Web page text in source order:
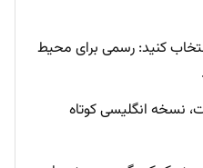
کنید: رسمی برای محیط
نسخه انگلیسی کوتاه